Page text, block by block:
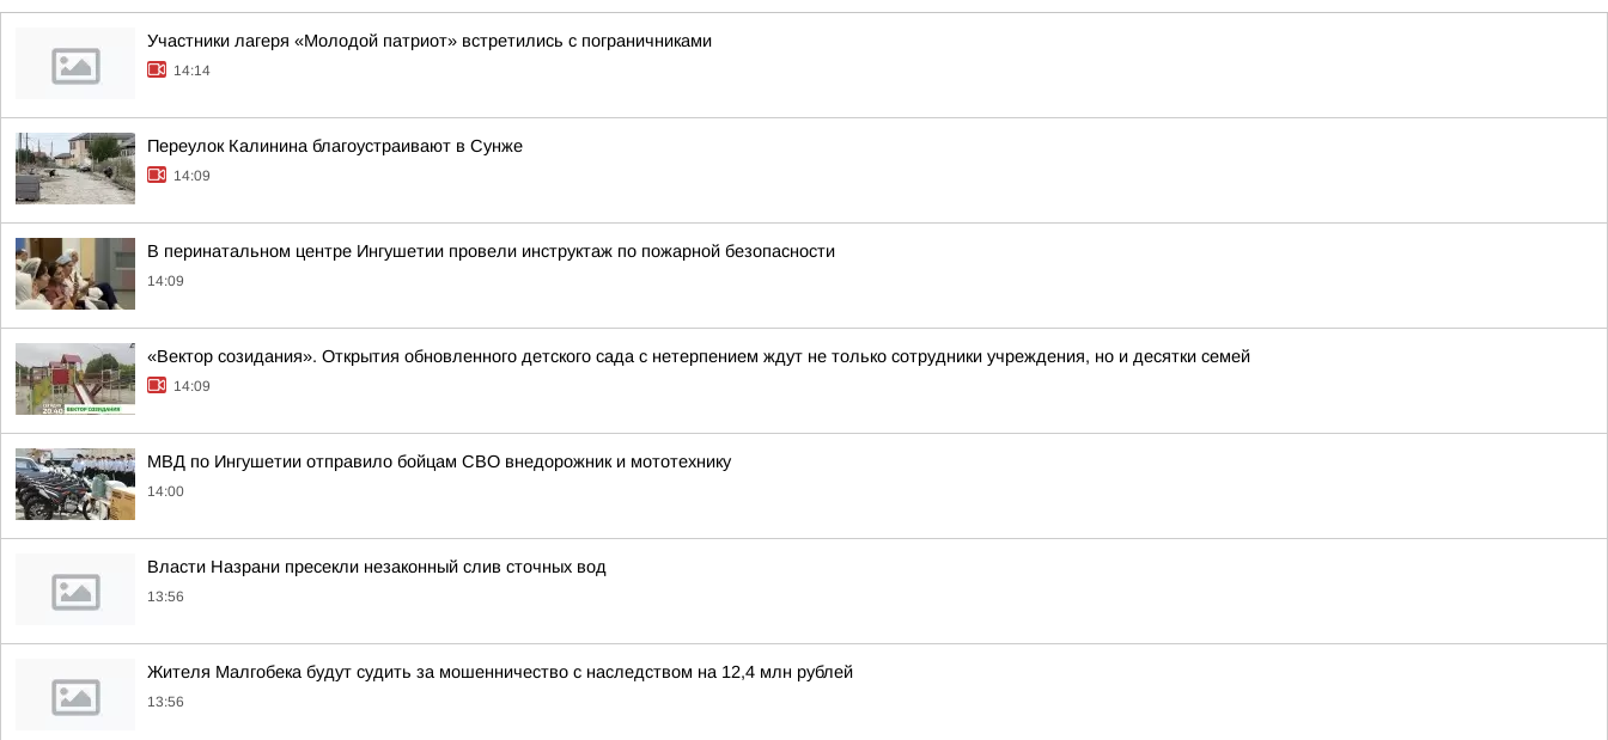
Участники лагеря «Молодой патриот» встретились с пограничниками
14:14
Переулок Калинина благоустраивают в Сунже
14:09
В перинатальном центре Ингушетии провели инструктаж по пожарной безопасности
14:09
«Вектор созидания». Открытия обновленного детского сада с нетерпением ждут не только сотрудники учреждения, но и десятки семей
14:09
МВД по Ингушетии отправило бойцам СВО внедорожник и мототехнику
14:00
Власти Назрани пресекли незаконный слив сточных вод
13:56
Жителя Малгобека будут судить за мошенничество с наследством на 12,4 млн рублей
13:56